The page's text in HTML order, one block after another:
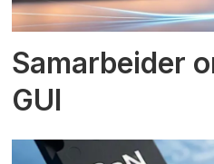
Samarbeider
GUI